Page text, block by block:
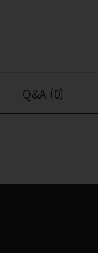
Q&A (0)